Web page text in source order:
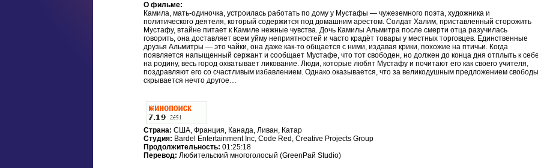
О фильме:
Камила, мать-одиночка, устроилась работать по дому у Мустафы — чужеземного поэта, художника и
политического деятеля, который содержится под домашним арестом. Солдат Халим, приставленный сторожить
Мустафу, втайне питает к Камиле нежные чувства. Дочь Камилы Альмитра после смерти отца разучилась
говорить, она доставляет всем уйму неприятностей и часто крадёт товары у местных торговцев. Единственные
друзья Альмитры — это чайки, она даже как-то общается с ними, издавая крики, похожие на птичьи. Когда
появляется напыщенный сержант и сообщает Мустафе, что тот свободен, но должен до конца дня отплыть к
на родину, весь город охватывает ликование. Люди, которые любят Мустафу и почитают его как своего учителя,
поздравляют его со счастливым избавлением. Однако оказывается, что за великодушным предложением свободы
скрывается нечто другое…
Страна: США, Франция, Канада, Ливан, Катар
Студия: Bardel Entertainment Inc, Code Red, Creative Projects Group
Продолжительность: 01:25:18
Перевод: Любительский многоголосый (GreenРай Studio)